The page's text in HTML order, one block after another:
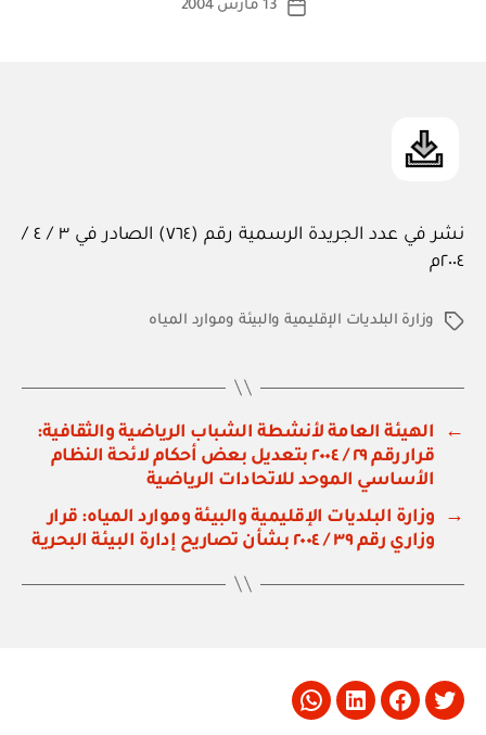
ة
تاريخ
13 مارس 2004
نشر في عدد الجريدة الرسمية رقم (٧٦٤) الصادر في ٣ / ٤ /
٢٠٠٤م
الوسوموزارة البلديات الإقليمية والبيئة وموارد المياه
←
الهيئة العامة لأنشطة الشباب الرياضية والثقافية:
قرار رقم ٢٩ / ٢٠٠٤ بتعديل بعض أحكام لائحة النظام
الأساسي الموحد للاتحادات الرياضية
→
وزارة البلديات الإقليمية والبيئة وموارد المياه: قرار
وزاري رقم ٣٩ / ٢٠٠٤ بشأن تصاريح إدارة البيئة البحرية
Twitter
Facebook
LinkedIn
Whatsapp